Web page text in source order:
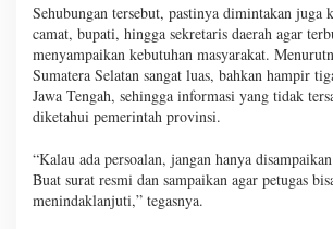
Sehubungan tersebut, pastinya dimintakan juga
camat, bupati, hingga sekretaris daerah agar
menyampaikan kebutuhan masyarakat.
Sumatera Selatan sangat luas, bahkan hampir
Jawa Tengah, sehingga informasi yang tidak
diketahui pemerintah provinsi.
“Kalau ada persoalan, jangan hanya
Buat surat resmi dan sampaikan agar petugas
menindaklanjuti,” tegasnya.